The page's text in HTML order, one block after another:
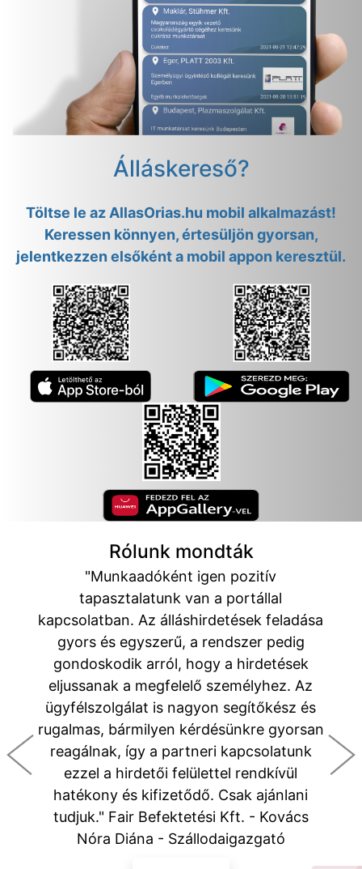
Álláskereső?
Töltse le az AllasOrias.hu mobil alkalmazást!
Keressen könnyen, értesüljön gyorsan,
jelentkezzen elsőként a mobil appon keresztül.
Rólunk mondták
"Munkaadóként igen pozitív
tapasztalatunk van a portállal
kapcsolatban. Az álláshirdetések feladása
gyors és egyszerű, a rendszer pedig
gondoskodik arról, hogy a hirdetések
eljussanak a megfelelő személyhez. Az
ügyfélszolgálat is nagyon segítőkész és
rugalmas, bármilyen kérdésünkre gyorsan
reagálnak, így a partneri kapcsolatunk
ezzel a hirdetői felülettel rendkívül
hatékony és kifizetődő. Csak ajánlani
tudjuk." Fair Befektetési Kft. - Kovács
Nóra Diána - Szállodaigazgató